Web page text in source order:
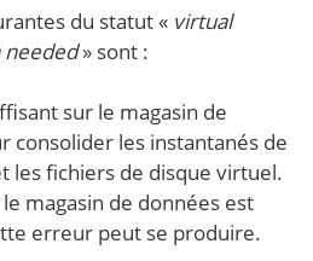
du statut « virtual
needed» sont :
sur le magasin de
consolider les instantanés de
les fichiers de disque virtuel.
le magasin de données est
erreur peut se produire.